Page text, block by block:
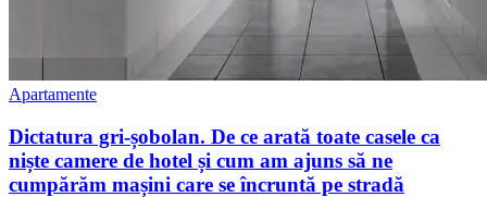
Apartamente
Dictatura gri-șobolan. De ce arată toate casele ca
niște camere de hotel și cum am ajuns să ne
cumpărăm mașini care se încruntă pe stradă